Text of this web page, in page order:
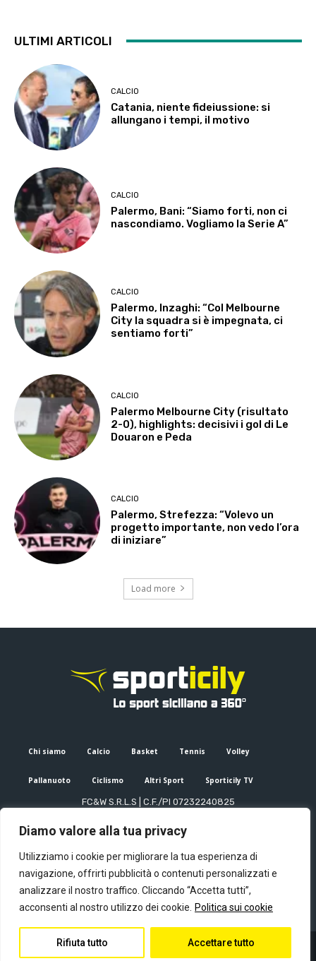
Diamo valore alla tua privacy
Utilizziamo i cookie per migliorare la tua esperienza di
navigazione, offrirti pubblicità o contenuti personalizzati e
analizzare il nostro traffico. Cliccando “Accetta tutti”,
acconsenti al nostro utilizzo dei cookie.
Politica sui cookie
Rifiuta tutto Accettare tutto
ULTIMI ARTICOLI
CALCIO
Catania, niente fideiussione: si
allungano i tempi, il motivo
CALCIO
Palermo, Bani: “Siamo forti, non ci
nascondiamo. Vogliamo la Serie A”
CALCIO
Palermo, Inzaghi: “Col Melbourne
City la squadra si è impegnata, ci
sentiamo forti”
CALCIO
Palermo Melbourne City (risultato
2-0), highlights: decisivi i gol di Le
Douaron e Peda
CALCIO
Palermo, Strefezza: “Volevo un
progetto importante, non vedo l’ora
di iniziare”
Load more
Chi siamo Calcio Basket Tennis Volley
Pallanuoto Ciclismo Altri Sport Sporticily TV
FC&W S.R.L.S | C.F./PI 07232240825
Editore e direttore responsabile: Francesco Cammuca | Registro
Mail: info@sporticily.it| Telefono:+39 371 788 7216
© Copyright - Sporticily 2023 powered by Primitive web